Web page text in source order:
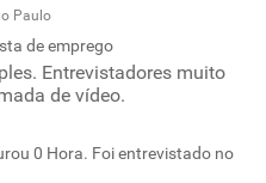
Paulo
de emprego
Entrevistadores muito
de vídeo.
0 Hora. Foi entrevistado no